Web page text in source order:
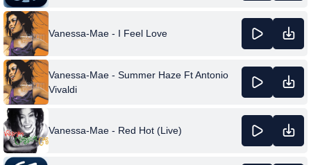
Vanessa-Mae - I Feel Love
Vanessa-Mae - Summer Haze Ft Antonio
Vivaldi
Vanessa-Mae - Red Hot (Live)